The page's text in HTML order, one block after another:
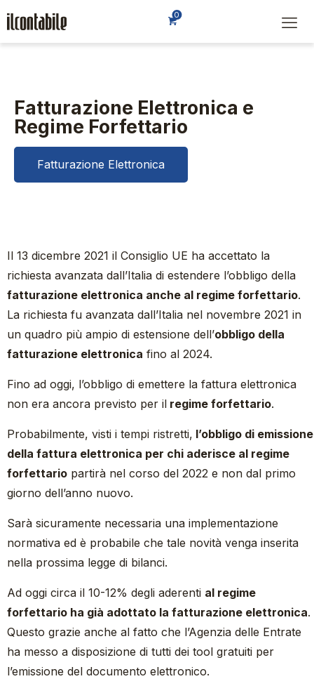
0
Fatturazione Elettronica e
Regime Forfettario
Fatturazione Elettronica
Il 13 dicembre 2021 il Consiglio UE ha accettato la
richiesta avanzata dall’Italia di estendere l’obbligo della
fatturazione elettronica anche al regime forfettario.
La richiesta fu avanzata dall’Italia nel novembre 2021 in
un quadro più ampio di estensione dell’obbligo della
fatturazione elettronica fino al 2024.
Fino ad oggi, l’obbligo di emettere la fattura elettronica
non era ancora previsto per il regime forfettario.
Probabilmente, visti i tempi ristretti, l’obbligo di emissione
della fattura elettronica per chi aderisce al regime
forfettario partirà nel corso del 2022 e non dal primo
giorno dell’anno nuovo.
Sarà sicuramente necessaria una implementazione
normativa ed è probabile che tale novità venga inserita
nella prossima legge di bilanci.
Ad oggi circa il 10-12% degli aderenti al regime
forfettario ha già adottato la fatturazione elettronica.
Questo grazie anche al fatto che l’Agenzia delle Entrate
ha messo a disposizione di tutti dei tool gratuiti per
l’emissione del documento elettronico.